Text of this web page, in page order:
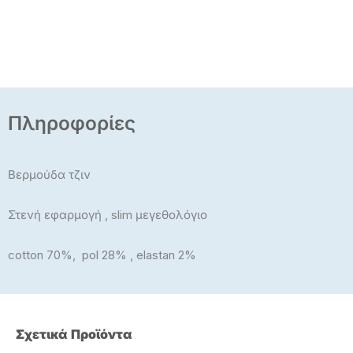
Πληροφορίες
Βερμούδα τζιν
Στενή εφαρμογή , slim μεγεθολόγιο
cotton 70%, pol 28% , elastan 2%
Σχετικά Προϊόντα